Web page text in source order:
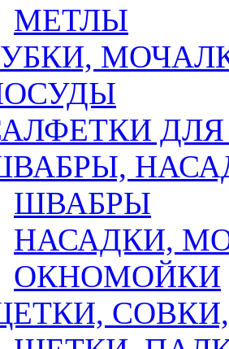
МЕТЛЫ
ШВАБРЫ
НАСАДКИ,
ОКНОМОЙКИ